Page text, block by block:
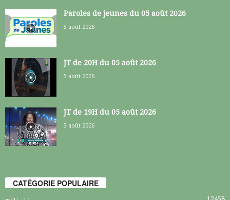
Paroles de jeunes du 05 août 2026
5 août 2026
JT de 20H du 05 août 2026
5 août 2026
JT de 19H du 05 août 2026
5 août 2026
CATÉGORIE POPULAIRE